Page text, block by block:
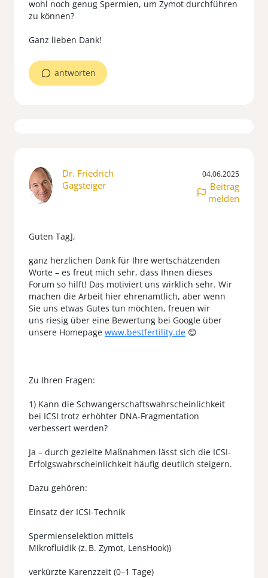
wohl noch genug Spermien, um Zymot durchführen
zu können?
antworten
Dr. Friedrich
Gagsteiger
04.06.2025
Beitrag
melden
Guten Tag],
ganz herzlichen Dank für Ihre wertschätzenden
Worte – es freut mich sehr, dass Ihnen dieses
Forum so hilft! Das motiviert uns wirklich sehr. Wir
machen die Arbeit hier ehrenamtlich, aber wenn
Sie uns etwas Gutes tun möchten, freuen wir
uns riesig über eine Bewertung bei Google über
unsere Homepage www.bestfertility.de 😊
Zu Ihren Fragen:
1) Kann die Schwangerschaftswahrscheinlichkeit
bei ICSI trotz erhöhter DNA-Fragmentation
verbessert werden?
Ja – durch gezielte Maßnahmen lässt sich die ICSI-
Erfolgswahrscheinlichkeit häufig deutlich steigern.
Dazu gehören:
Einsatz der ICSI-Technik
Spermienselektion mittels
Mikrofluidik (z. B. Zymot, LensHook))
verkürzte Karenzzeit (0–1 Tage)